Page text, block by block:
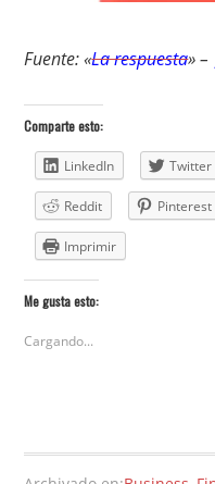
Fuente: «La respuesta»
Comparte esto:
LinkedIn Twitter
Reddit Pinterest
Imprimir
Me gusta esto:
Cargando...